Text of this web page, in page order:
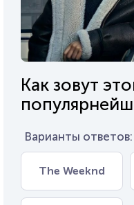
Как зовут
Варианты ответов:
The Weeknd